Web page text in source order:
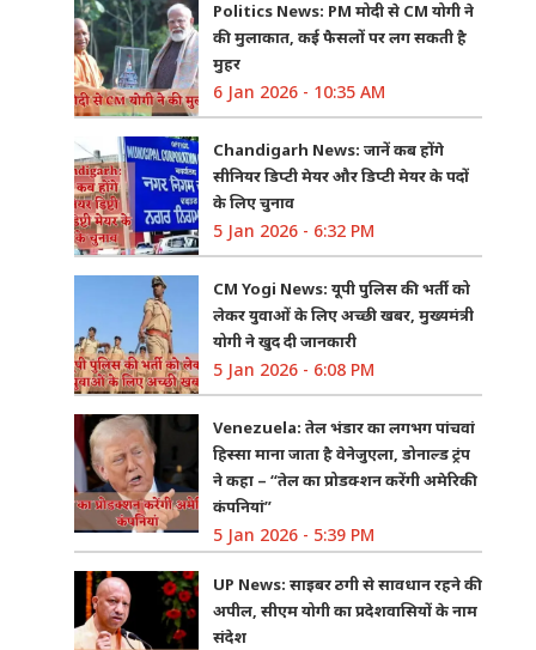
Politics News: PM मोदी से CM योगी ने
की मुलाकात, कई फैसलों पर लग सकती है
मुहर
6 Jan 2026 - 10:35 AM
Chandigarh News: जानें कब होंगे
सीनियर डिप्टी मेयर और डिप्टी मेयर के पदों
के लिए चुनाव
5 Jan 2026 - 6:32 PM
CM Yogi News: यूपी पुलिस की भर्ती को
लेकर युवाओं के लिए अच्छी खबर, मुख्यमंत्री
योगी ने खुद दी जानकारी
5 Jan 2026 - 6:08 PM
Venezuela: तेल भंडार का लगभग पांचवां
हिस्सा माना जाता है वेनेजुएला, डोनाल्ड ट्रंप
ने कहा – “तेल का प्रोडक्शन करेंगी अमेरिकी
कंपनियां”
5 Jan 2026 - 5:39 PM
UP News: साइबर ठगी से सावधान रहने की
अपील, सीएम योगी का प्रदेशवासियों के नाम
संदेश